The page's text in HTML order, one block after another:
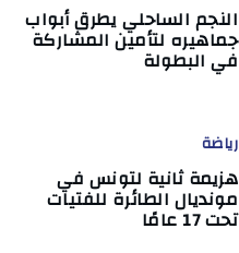
النجم الساحلي يطرق أبواب
جماهيره لتأمين المشاركة
في البطولة
رياضة
هزيمة ثانية لتونس في
مونديال الطائرة للفتيات
تحت 17 عامًا